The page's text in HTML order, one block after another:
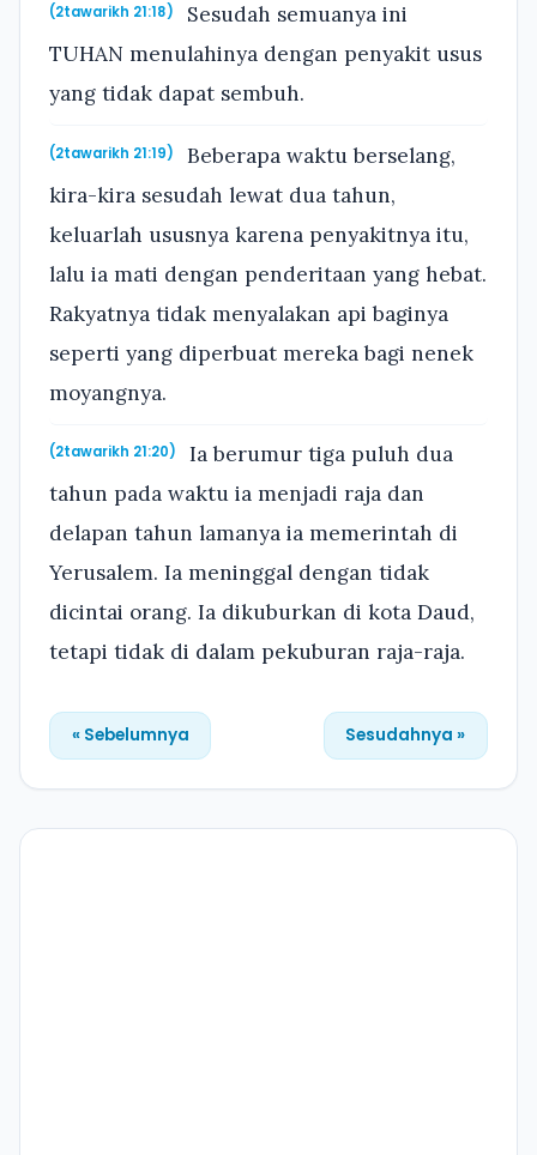
(2tawarikh 21:18)
Sesudah semuanya ini
TUHAN menulahinya dengan penyakit usus
yang tidak dapat sembuh.
(2tawarikh 21:19)
Beberapa waktu berselang,
kira-kira sesudah lewat dua tahun,
keluarlah ususnya karena penyakitnya itu,
lalu ia mati dengan penderitaan yang hebat.
Rakyatnya tidak menyalakan api baginya
seperti yang diperbuat mereka bagi nenek
moyangnya.
(2tawarikh 21:20)
Ia berumur tiga puluh dua
tahun pada waktu ia menjadi raja dan
delapan tahun lamanya ia memerintah di
Yerusalem. Ia meninggal dengan tidak
dicintai orang. Ia dikuburkan di kota Daud,
tetapi tidak di dalam pekuburan raja-raja.
« Sebelumnya Sesudahnya »